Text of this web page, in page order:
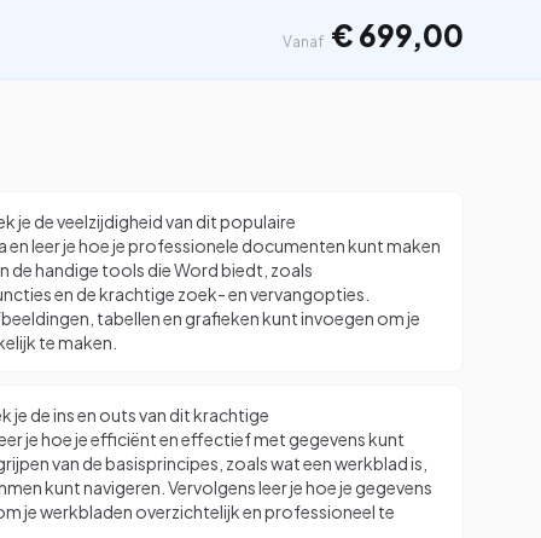
Vanaf € 699,00
je de veelzijdigheid van dit populaire
leer je hoe je professionele documenten kunt maken
de handige tools die Word biedt, zoals
en de krachtige zoek- en vervangopties.
tabellen en grafieken kunt invoegen om je
te maken.
je de ins en outs van dit krachtige
je hoe je efficiënt en effectief met gegevens kunt
van de basisprincipes, zoals wat een werkblad is,
kunt navigeren. Vervolgens leer je hoe je gegevens
je werkbladen overzichtelijk en professioneel te